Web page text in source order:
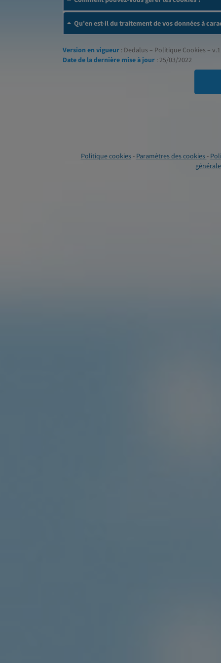
Qu'en est-il du traitement de vos données à
Version en vigueur : Dedalus – Politique Cookies –
Date de la dernière mise à jour : 25/03/2022
Politique cookies- Paramètres des cookies-